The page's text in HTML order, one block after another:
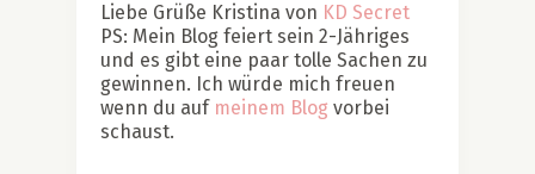
Liebe Grüße Kristina von KD Secret
PS: Mein Blog feiert sein 2-Jähriges
und es gibt eine paar tolle Sachen zu
gewinnen. Ich würde mich freuen
wenn du auf meinem Blog vorbei
schaust.